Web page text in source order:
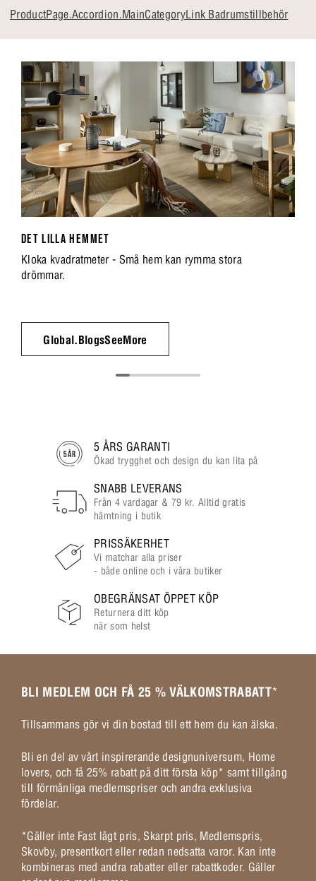
ProductPage.Accordion.MainCategoryLink Badrumstillbehör
DET LILLA HEMMET
Kloka kvadratmeter - Små hem kan rymma stora
drömmar.
Global.BlogsSeeMore
5 ÅRS GARANTI
Ökad trygghet och design du kan lita på
SNABB LEVERANS
Från 4 vardagar & 79 kr. Alltid gratis
hämtning i butik
PRISSÄKERHET
Vi matchar alla priser
- både online och i våra butiker
OBEGRÄNSAT ÖPPET KÖP
Returnera ditt köp
när som helst
BLI MEDLEM OCH FÅ 25 % VÄLKOMSTRABATT*
Tillsammans gör vi din bostad till ett hem du kan älska.
Bli en del av vårt inspirerande designuniversum, Home
lovers, och få 25% rabatt på ditt första köp* samt tillgång
till förmånliga medlemspriser och andra exklusiva
fördelar.
*Gäller inte Fast lågt pris, Skarpt pris, Medlemspris,
Skovby, presentkort eller redan nedsatta varor. Kan inte
kombineras med andra rabatter eller rabattkoder. Gäller